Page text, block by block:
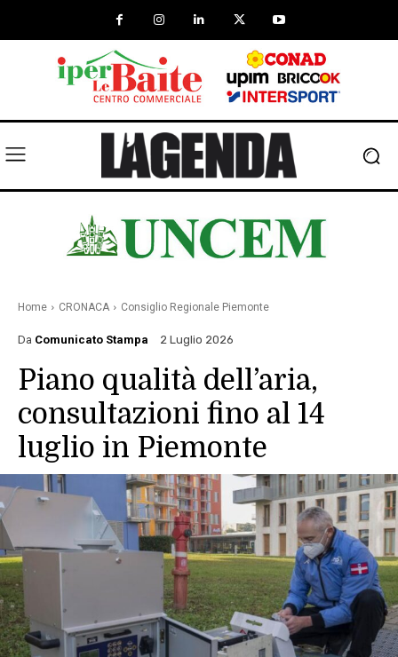
Home CRONACA Consiglio Regionale Piemonte
Da Comunicato Stampa 2 Luglio 2026
Piano qualità dell’aria,
consultazioni fino al 14
luglio in Piemonte